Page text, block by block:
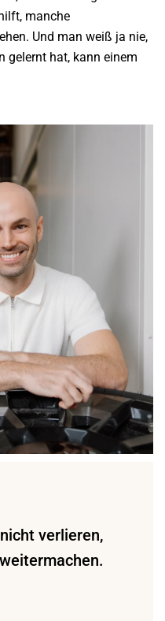
manche
Und man weiß ja nie,
gelernt hat, kann einem
verlieren,